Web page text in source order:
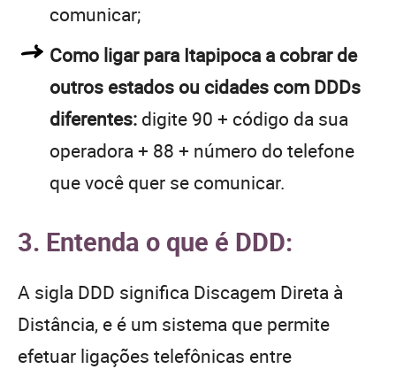
comunicar;
Como ligar para Itapipoca a cobrar de
outros estados ou cidades com DDDs
diferentes: digite 90 + código da sua
operadora + 88 + número do telefone
que você quer se comunicar.
3. Entenda o que é DDD:
A sigla DDD significa Discagem Direta à
Distância, e é um sistema que permite
efetuar ligações telefônicas entre